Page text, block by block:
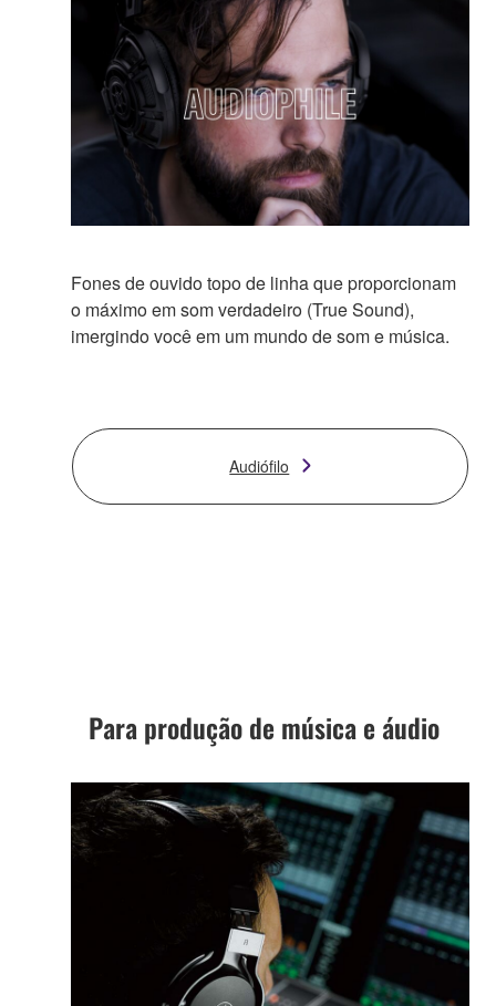
Fones de ouvido topo de linha que proporcionam
o máximo em som verdadeiro (True Sound),
imergindo você em um mundo de som e música.
Audiófilo
Para produção de música e áudio